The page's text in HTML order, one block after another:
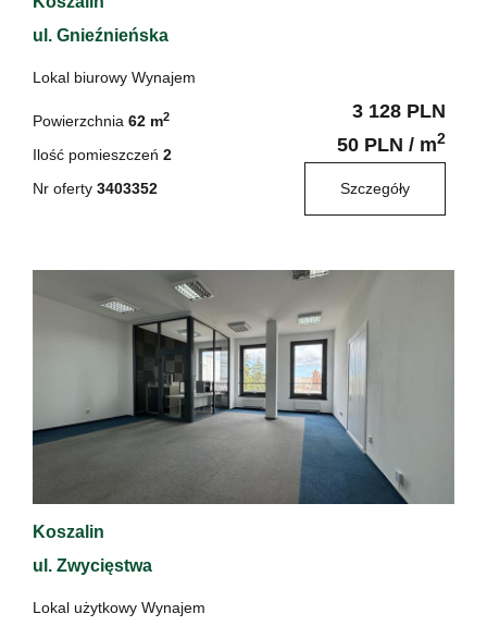
ul. Gnieźnieńska
Lokal biurowy Wynajem
Powierzchnia 62 m2
Ilość pomieszczeń 2
Nr oferty 3403352
3 128 PLN
50 PLN / m2
Szczegóły
Koszalin
ul. Zwycięstwa
Lokal użytkowy Wynajem